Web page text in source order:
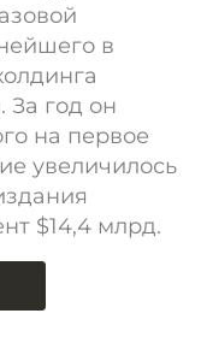
в
За год он
на первое
увеличилось
$14,4 млрд.